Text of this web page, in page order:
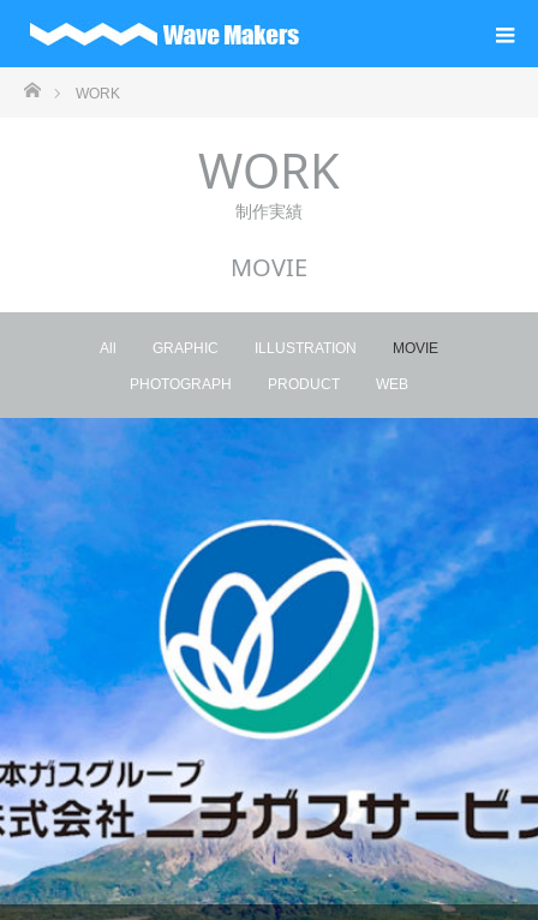
ホームWORK
WORK
制作実績
MOVIE
All GRAPHIC ILLUSTRATION MOVIE
PHOTOGRAPH PRODUCT WEB